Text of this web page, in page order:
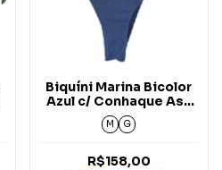
Biquíni Marina Bicolor
Azul c/ Conhaque Asa
Borboleta Carmel
M G
R$158,00